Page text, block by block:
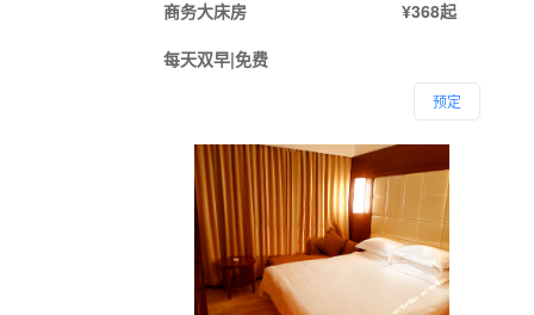
商务大床房
¥368起
每天双早|免费
预定